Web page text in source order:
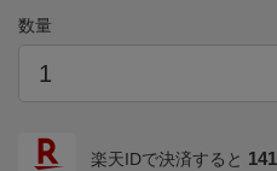
数量
楽天IDで決済すると